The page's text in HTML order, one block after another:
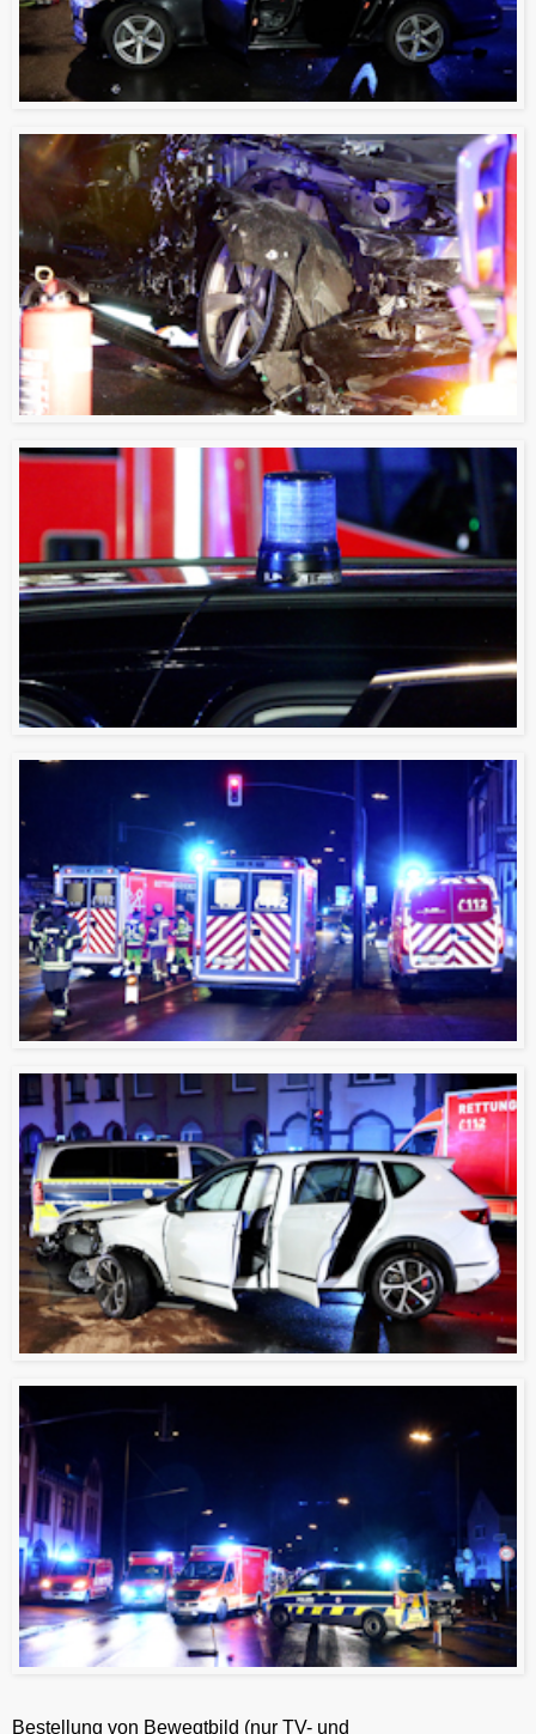
Bestellung von Bewegtbild (nur TV- und